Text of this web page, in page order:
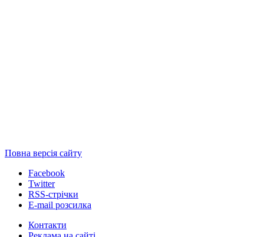
Повна версія сайту
Facebook
Twitter
RSS-стрічки
E-mail розсилка
Контакти